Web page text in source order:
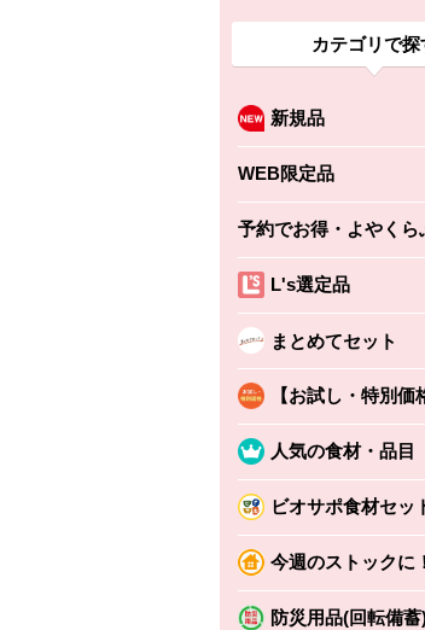
カテゴリで探
新規品
WEB限定品
予約でお得・よやくら
L's選定品
まとめてセット
【お試し・特別価
人気の食材・品目
ビオサポ食材セッ
今週のストックに
防災用品(回転備蓄